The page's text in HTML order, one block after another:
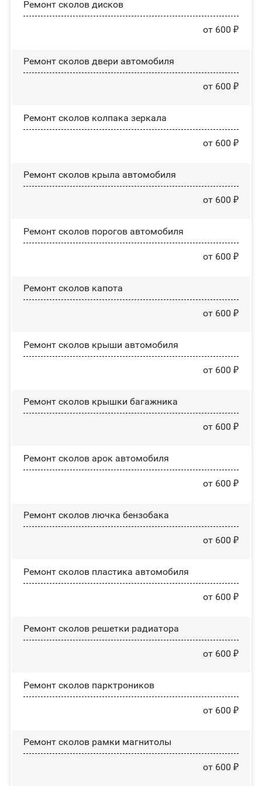
Ремонт сколов дисков
от 600 ₽
Ремонт сколов двери автомобиля
от 600 ₽
Ремонт сколов колпака зеркала
от 600 ₽
Ремонт сколов крыла автомобиля
от 600 ₽
Ремонт сколов порогов автомобиля
от 600 ₽
Ремонт сколов капота
от 600 ₽
Ремонт сколов крыши автомобиля
от 600 ₽
Ремонт сколов крышки багажника
от 600 ₽
Ремонт сколов арок автомобиля
от 600 ₽
Ремонт сколов лючка бензобака
от 600 ₽
Ремонт сколов пластика автомобиля
от 600 ₽
Ремонт сколов решетки радиатора
от 600 ₽
Ремонт сколов парктроников
от 600 ₽
Ремонт сколов рамки магнитолы
от 600 ₽